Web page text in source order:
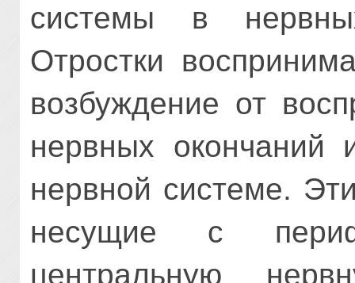
системы в
Отростки
возбуждение от
нервных окончаний
нервной системе.
несущие с
центральную